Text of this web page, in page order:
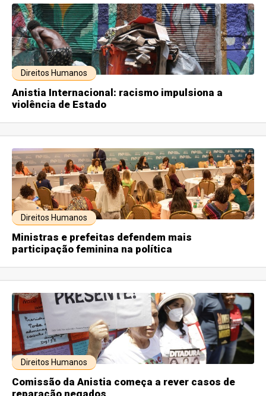
Direitos Humanos
Anistia Internacional: racismo impulsiona a
violência de Estado
Direitos Humanos
Ministras e prefeitas defendem mais
participação feminina na política
Direitos Humanos
Comissão da Anistia começa a rever casos de
reparação negados